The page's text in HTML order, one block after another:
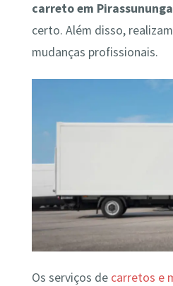
carreto em Pirassununga
certo. Além disso,
mudanças profissionais.
Os serviços de carretos e